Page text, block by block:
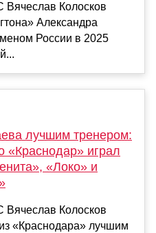
Вячеслав Колосков
Александра
России в 2025
лучшим тренером:
«Краснодар» играл
«Локо» и
Вячеслав Колосков
«Краснодара» лучшим